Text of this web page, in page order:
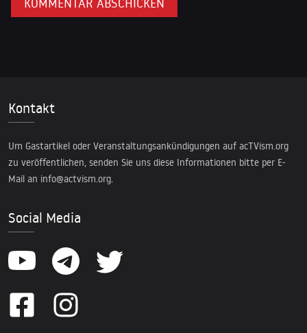
Kontakt
Um Gastartikel oder Veranstaltungsankündigungen auf acTVism.org
zu veröffentlichen, senden Sie uns diese Informationen bitte per E-
Mail an info@actvism.org.
Social Media